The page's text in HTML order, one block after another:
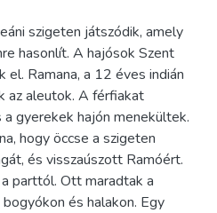
szigeten játszódik, amely
hasonlít. A hajósok Szent
Ramana, a 12 éves indián
az aleutok. A férfiakat
gyerekek hajón menekültek.
hogy öccse a szigeten
és visszaúszott Ramóért.
parttól. Ott maradtak a
és halakon. Egy